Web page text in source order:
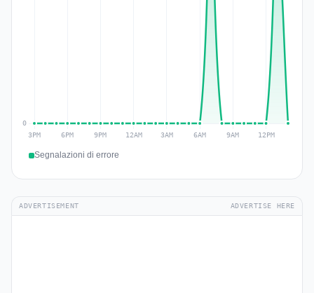
Segnalazioni di errore
ADVERTISEMENT ADVERTISE HERE